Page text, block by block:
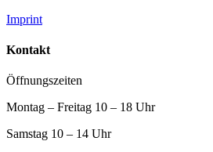
Imprint
Kontakt
Öffnungszeiten
Montag – Freitag 10 – 18 Uhr
Samstag 10 – 14 Uhr